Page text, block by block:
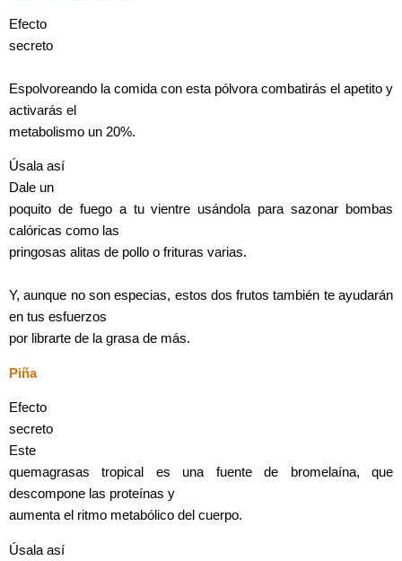
Efecto
secreto
Espolvoreando la comida con esta pólvora combatirás el apetito y
activarás el
metabolismo un 20%.
Úsala así
Dale un
poquito de fuego a tu vientre usándola para sazonar bombas
calóricas como las
pringosas alitas de pollo o frituras varias.
Y, aunque no son especias, estos dos frutos también te ayudarán
en tus esfuerzos
por librarte de la grasa de más.
Piña
Efecto
secreto
Este
quemagrasas tropical es una fuente de bromelaína, que
descompone las proteínas y
aumenta el ritmo metabólico del cuerpo.
Úsala así